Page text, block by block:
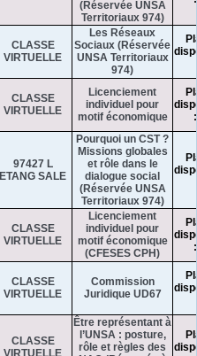
(Réservée UNSA
Territoriaux 974)
CLASSE
VIRTUELLE
Les Réseaux
Sociaux (Réservée
UNSA Territoriaux
974)
CLASSE
VIRTUELLE
Licenciement
individuel pour
motif économique
97427 L
ETANG SALE
Pourquoi un CST ?
Missions globales
et rôle dans le
dialogue social
(Réservée UNSA
Territoriaux 974)
CLASSE
VIRTUELLE
Licenciement
individuel pour
motif économique
(CFESES CPH)
CLASSE
VIRTUELLE
Commission
Juridique UD67
CLASSE
VIRTUELLE
Être représentant à
l’UNSA : posture,
rôle et règles des